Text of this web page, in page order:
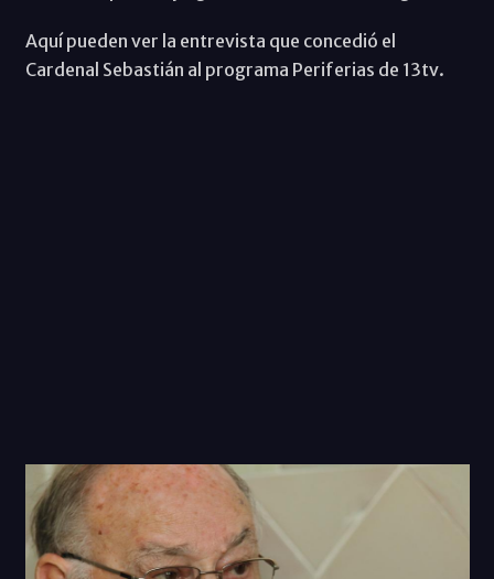
Aquí pueden ver la entrevista que concedió el
Cardenal Sebastián al programa Periferias de 13tv.